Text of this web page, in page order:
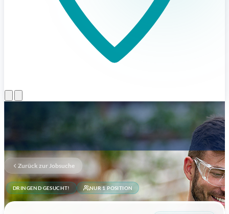
Zurück zur Jobsuche
DRINGEND GESUCHT! NUR 1 POSITION